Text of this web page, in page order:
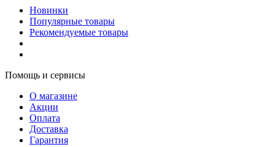
Новинки
Популярные товары
Рекомендуемые товары
Помощь и сервисы
О магазине
Акции
Оплата
Доставка
Гарантия